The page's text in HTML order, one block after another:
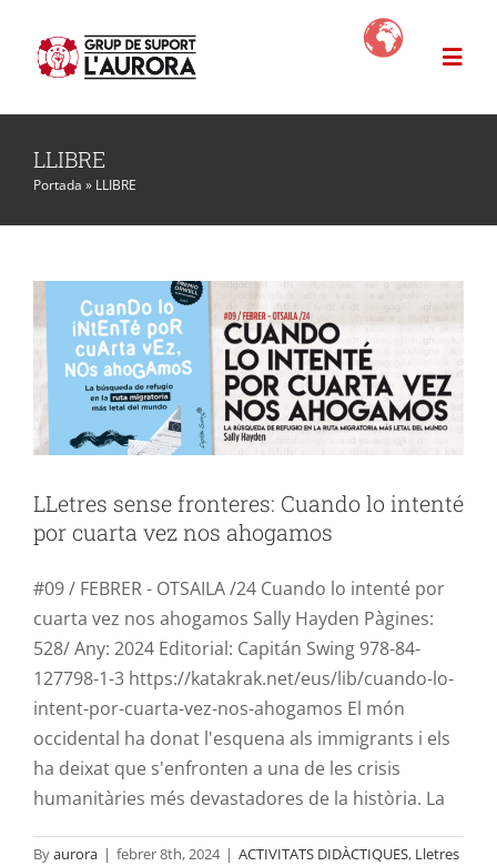
content
L’Aurora
Projectes
News
Com ajudar?
Botiga Solidària
Contacte
LLIBRE
Portada » LLIBRE
LLetres sense fronteres: Cuando lo
LLetres sense fronteres: Cuando lo intenté
por cuarta vez nos ahogamos
#09 / FEBRER - OTSAILA /24 Cuando lo intenté por
cuarta vez nos ahogamos Sally Hayden Pàgines:
528/ Any: 2024 Editorial: Capitán Swing 978-84-
127798-1-3 https://katakrak.net/eus/lib/cuando-lo-
intent-por-cuarta-vez-nos-ahogamos El món
occidental ha donat l'esquena als immigrants i els
ha deixat que s'enfronten a una de les crisis
humanitàries més devastadores de la història. La
Byaurora | febrer 8th, 2024 | ACTIVITATS DIDÀCTIQUES, Lletres